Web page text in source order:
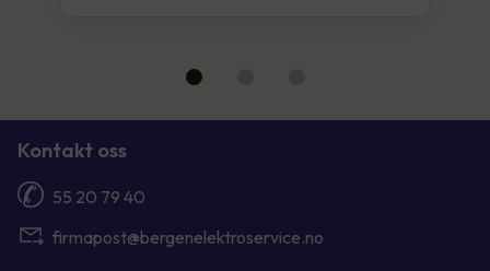
Kontakt oss
55 20 79 40
firmapost@bergenelektroservice.no